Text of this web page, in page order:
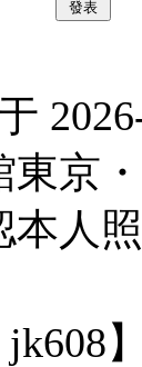
發表
東京
本人
jk608